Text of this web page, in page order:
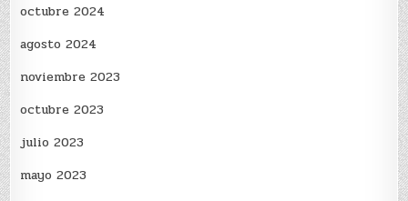
octubre 2024
agosto 2024
noviembre 2023
octubre 2023
julio 2023
mayo 2023